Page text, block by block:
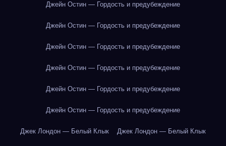
Джейн Остин — Гордость и предубеждение
Джейн Остин — Гордость и предубеждение
Джейн Остин — Гордость и предубеждение
Джейн Остин — Гордость и предубеждение
Джейн Остин — Гордость и предубеждение
Джейн Остин — Гордость и предубеждение
Джек Лондон — Белый Клык Джек Лондон — Белый Клык